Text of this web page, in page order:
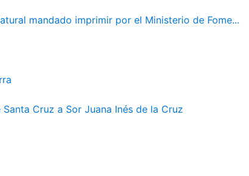
mandado imprimir por el Ministerio de Fome...
Cruz a Sor Juana Inés de la Cruz